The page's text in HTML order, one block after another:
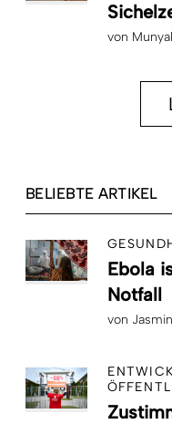
von
BELIEBTE ARTIKEL
Ebola
Notfall
von